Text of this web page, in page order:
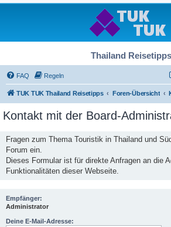
Thailand Reisetipps
FAQ Regeln
TUK TUK Thailand Reisetipps Foren-Übersicht
Kontakt mit der Board-
Fragen zum Thema Touristik in Thailand und
Forum ein.
Dieses Formular ist für direkte Anfragen an die
Funktionalitäten dieser Webseite.
Empfänger:
Administrator
Deine E-Mail-Adresse: